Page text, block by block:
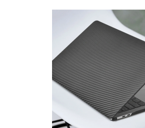
Платний сервіс Apple